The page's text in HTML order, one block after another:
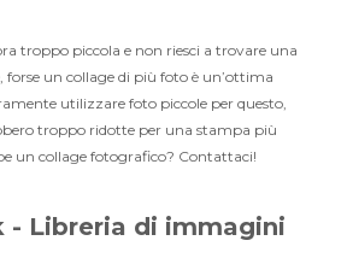
troppo piccola e non riesci a trovare una
forse un collage di più foto è un’ottima
utilizzare foto piccole per questo,
troppo ridotte per una stampa più
un collage fotografico? Contattaci!
- Libreria di immagini